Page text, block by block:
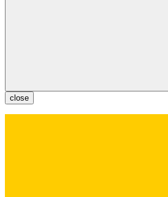
close